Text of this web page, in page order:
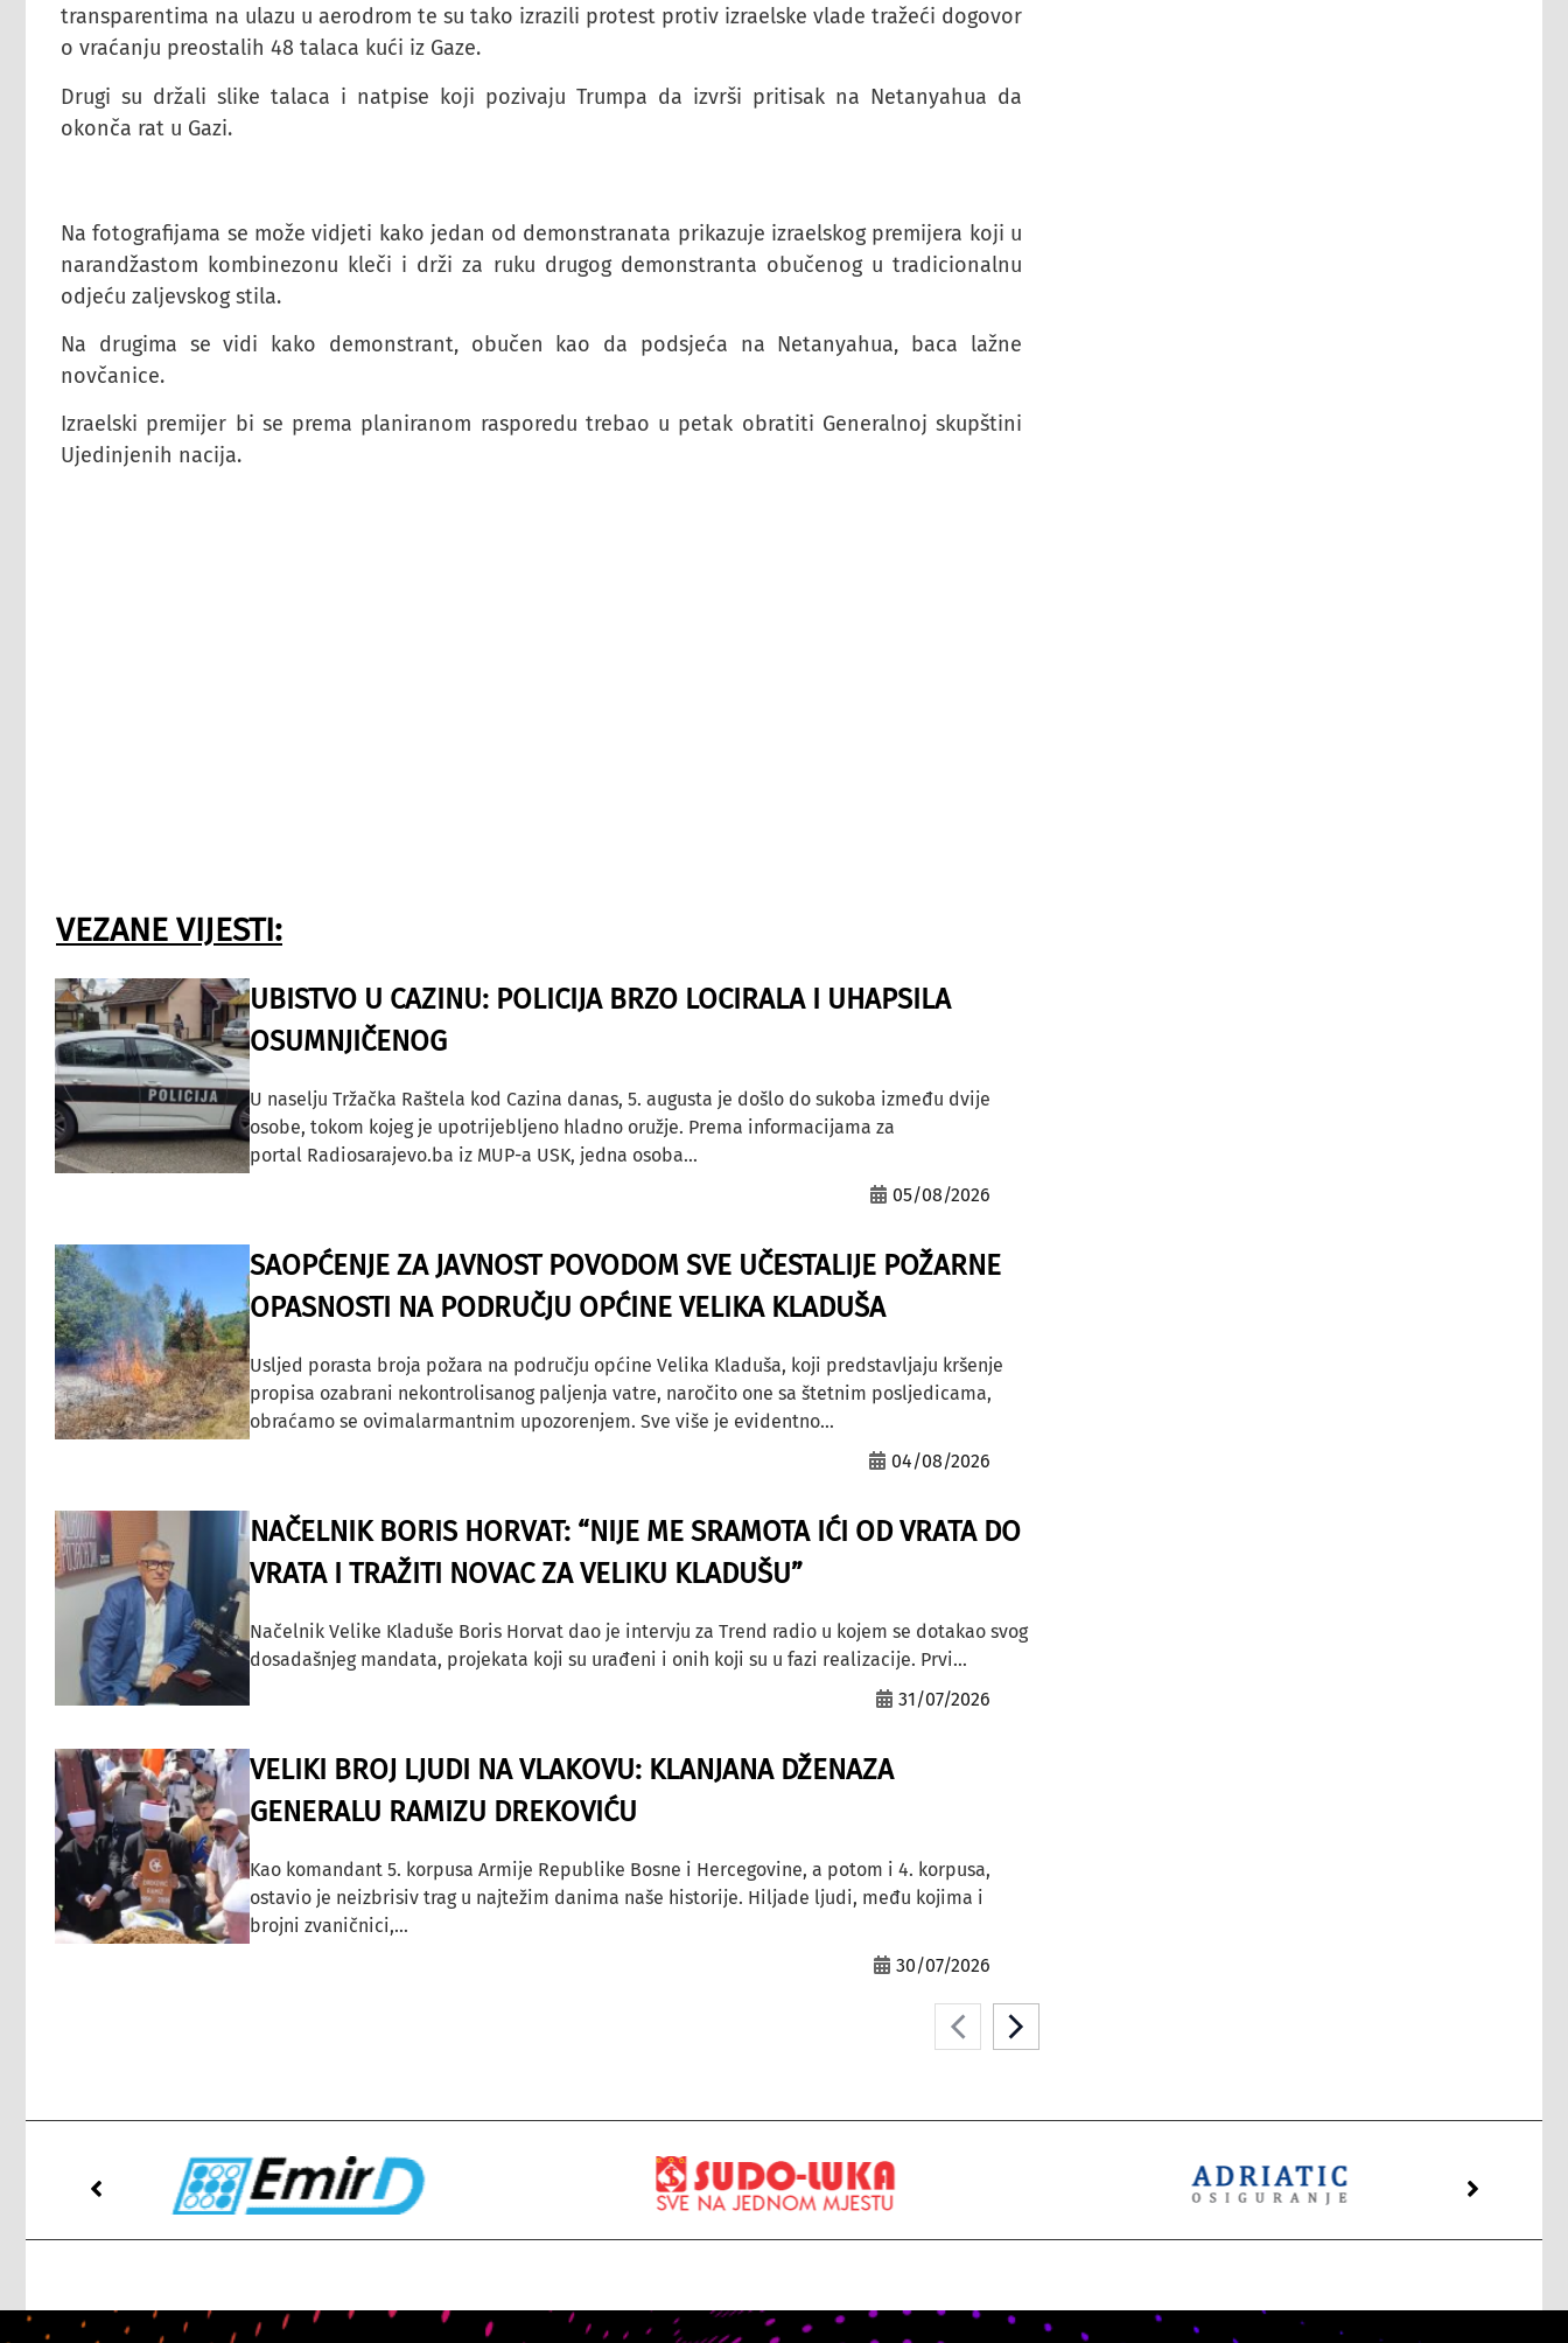
transparentima na ulazu u aerodrom te su tako izrazili protest protiv izraelske vlade tražeći dogovor
o vraćanju preostalih 48 talaca kući iz Gaze.
Drugi su držali slike talaca i natpise koji pozivaju Trumpa da izvrši pritisak na Netanyahua da
okonča rat u Gazi.
Na fotografijama se može vidjeti kako jedan od demonstranata prikazuje izraelskog premijera koji u
narandžastom kombinezonu kleči i drži za ruku drugog demonstranta obučenog u tradicionalnu
odjeću zaljevskog stila.
Na drugima se vidi kako demonstrant, obučen kao da podsjeća na Netanyahua, baca lažne
novčanice.
Izraelski premijer bi se prema planiranom rasporedu trebao u petak obratiti Generalnoj skupštini
Ujedinjenih nacija.
VEZANE VIJESTI:
UBISTVO U CAZINU: POLICIJA BRZO LOCIRALA I UHAPSILA
OSUMNJIČENOG
U naselju Tržačka Raštela kod Cazina danas, 5. augusta je došlo do sukoba između dvije
osobe, tokom kojeg je upotrijebljeno hladno oružje. Prema informacijama za
portal Radiosarajevo.ba iz MUP-a USK, jedna osoba...
05/08/2026
SAOPĆENJE ZA JAVNOST POVODOM SVE UČESTALIJE POŽARNE
OPASNOSTI NA PODRUČJU OPĆINE VELIKA KLADUŠA
Usljed porasta broja požara na području općine Velika Kladuša, koji predstavljaju kršenje
propisa ozabrani nekontrolisanog paljenja vatre, naročito one sa štetnim posljedicama,
obraćamo se ovimalarmantnim upozorenjem. Sve više je evidentno...
04/08/2026
NAČELNIK BORIS HORVAT: “NIJE ME SRAMOTA IĆI OD VRATA DO
VRATA I TRAŽITI NOVAC ZA VELIKU KLADUŠU”
Načelnik Velike Kladuše Boris Horvat dao je intervju za Trend radio u kojem se dotakao svog
dosadašnjeg mandata, projekata koji su urađeni i onih koji su u fazi realizacije. Prvi...
31/07/2026
VELIKI BROJ LJUDI NA VLAKOVU: KLANJANA DŽENAZA
GENERALU RAMIZU DREKOVIĆU
Kao komandant 5. korpusa Armije Republike Bosne i Hercegovine, a potom i 4. korpusa,
ostavio je neizbrisiv trag u najtežim danima naše historije. Hiljade ljudi, među kojima i
brojni zvaničnici,...
30/07/2026